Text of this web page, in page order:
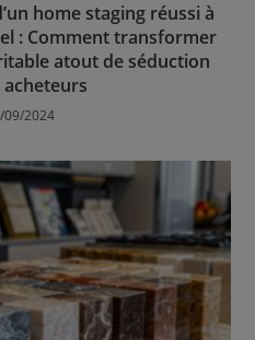
home staging réussi à
: Comment transformer
atout de séduction
09/2024